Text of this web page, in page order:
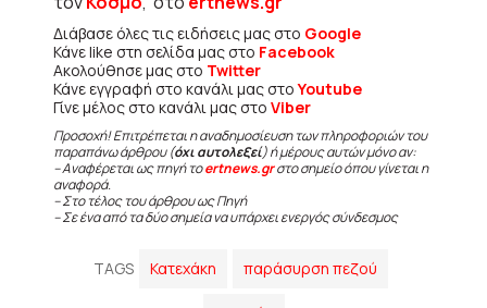
Διάβασε όλες τις ειδήσεις μας στο Google
Κάνε like στη σελίδα μας στο Facebook
Ακολούθησε μας στο Twitter
Κάνε εγγραφή στο κανάλι μας στοYoutube
Γίνε μέλος στο κανάλι μας στο Viber
Προσοχή! Επιτρέπεται η αναδημοσίευση των πληροφοριών του
παραπάνω άρθρου (όχι αυτολεξεί) ή μέρους αυτών μόνο αν:
– Αναφέρεται ως πηγή τοertnews.grστο σημείο όπου γίνεται η
αναφορά.
– Στο τέλος του άρθρου ως Πηγή
– Σε ένα από τα δύο σημεία να υπάρχει ενεργός σύνδεσμος
TAGS Κατεχάκη παράσυρση πεζού